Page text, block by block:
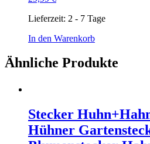
Lieferzeit: 2 - 7 Tage
In den Warenkorb
Ähnliche Produkte
Stecker
Hühner